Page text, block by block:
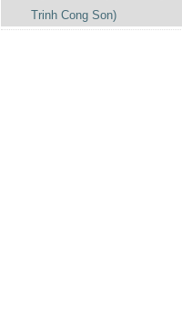
Trinh Cong Son)